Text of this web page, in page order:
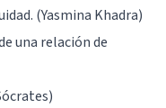
(Yasmina Khadra)
una relación de